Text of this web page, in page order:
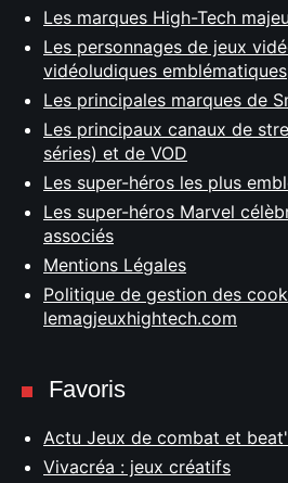
Les marques High-Tech
Les personnages de jeux
vidéoludiques emblématiques
Les principales marques de
Les principaux canaux de
séries) et de VOD
Les super-héros les plus
Les super-héros Marvel
associés
Mentions Légales
Politique de gestion des
lemagjeuxhightech.com
Favoris
Actu Jeux de combat et
Vivacréa : jeux créatifs